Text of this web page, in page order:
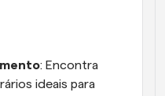
: Encontra
ideais para